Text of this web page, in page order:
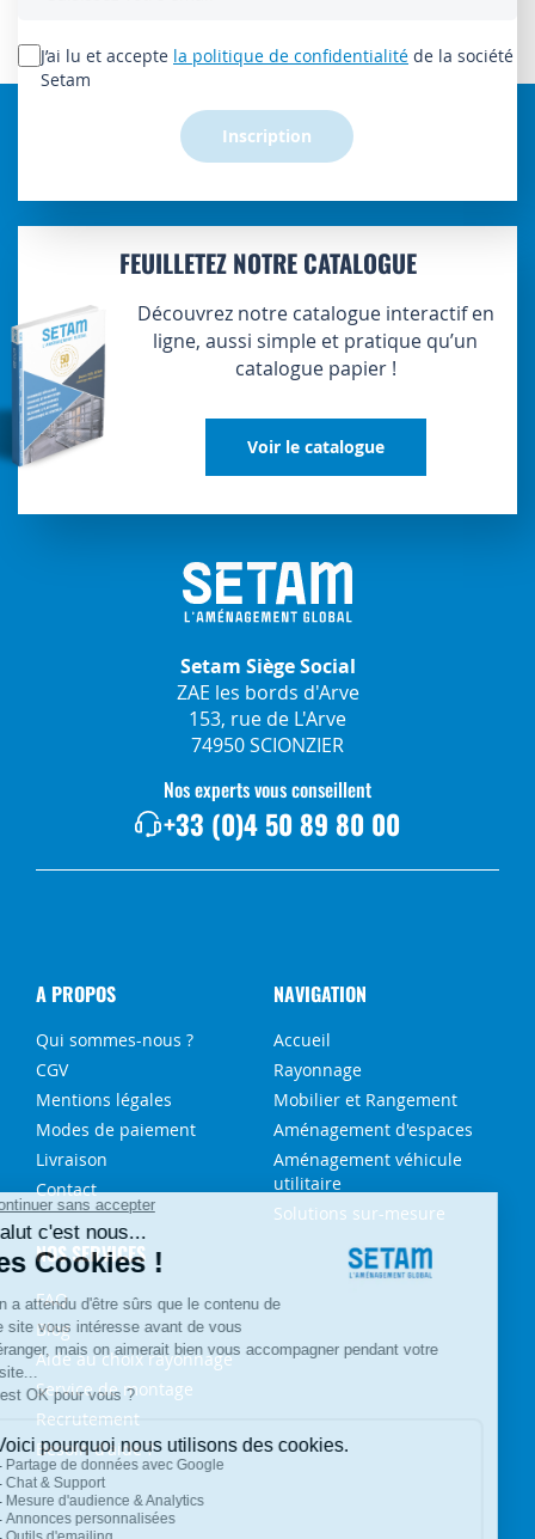
lettre
d’information
J’ai lu et accepte la politique de confidentialité de la société
Setam
Inscription
FEUILLETEZ NOTRE CATALOGUE
Découvrez notre catalogue interactif en
ligne, aussi simple et pratique qu’un
catalogue papier !
Voir le catalogue
Setam Siège Social
ZAE les bords d'Arve
153, rue de L'Arve
74950 SCIONZIER
Nos experts vous conseillent
+33 (0)4 50 89 80 00
A PROPOS
Qui sommes-nous ?
CGV
Mentions légales
Modes de paiement
Livraison
Contact
NAVIGATION
Accueil
Rayonnage
Mobilier et Rangement
Aménagement d'espaces
Aménagement véhicule
utilitaire
Solutions sur-mesure
NOS SERVICES
FAQ
Blog
Aide au choix rayonnage
Service de montage
Recrutement
Besoin d'aide ?